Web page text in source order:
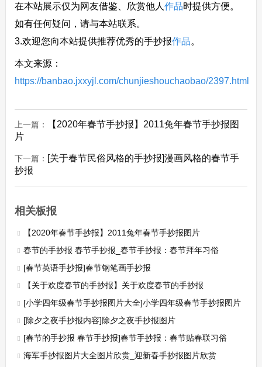
在本站展示仅为网友借鉴、欣赏他人 作品时提供方便。
如有任何疑问，请与本站联系。
3.欢迎您向本站提供推荐优秀的手抄报作品。
本文来源：
https://banbao.jxxyjl.com/chunjieshouchaobao/2397.html
上一篇：
【2020年春节手抄报】2011兔年春节手抄报图
片
下一篇： [关于春节民俗风格的手抄报]漫画风格的春节手
抄报
相关板报
【2020年春节手抄报】2011兔年春节手抄报图片
春节的手抄报 春节手抄报_春节手抄报：春节拜年习俗
[春节英语手抄报]春节钢笔画手抄报
【关于欢度春节的手抄报】关于欢度春节的手抄报
[小学四年级春节手抄报图片大全]小学四年级春节手抄报图片
[除夕之夜手抄报内容]除夕之夜手抄报图片
[春节的手抄报 春节手抄报]春节手抄报：春节贴春联习俗
海军手抄报图片大全图片欣赏_迎新春手抄报图片欣赏